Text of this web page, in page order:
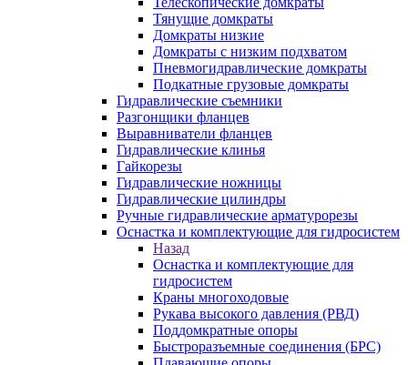
Тянущие домкраты
Домкраты низкие
Домкраты с низким подхватом
Пневмогидравлические домкраты
Подкатные грузовые домкраты
Гидравлические съемники
Разгонщики фланцев
Выравниватели фланцев
Гидравлические клинья
Гайкорезы
Гидравлические ножницы
Гидравлические цилиндры
Ручные гидравлические арматурорезы
Оснастка и комплектующие для гидросистем
Назад
Оснастка и комплектующие для
гидросистем
Краны многоходовые
Рукава высокого давления (РВД)
Поддомкратные опоры
Быстроразъемные соединения (БРС)